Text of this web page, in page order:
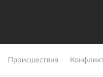
Происшествия